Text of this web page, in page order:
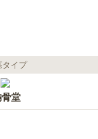
タイプ
骨堂